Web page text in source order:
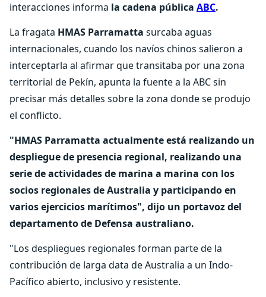
interacciones informa la cadena pública ABC.
La fragata HMAS Parramatta surcaba aguas
internacionales, cuando los navíos chinos salieron a
interceptarla al afirmar que transitaba por una zona
territorial de Pekín, apunta la fuente a la ABC sin
precisar más detalles sobre la zona donde se produjo
el conflicto.
"HMAS Parramatta actualmente está realizando un
despliegue de presencia regional, realizando una
serie de actividades de marina a marina con los
socios regionales de Australia y participando en
varios ejercicios marítimos", dijo un portavoz del
departamento de Defensa australiano.
"Los despliegues regionales forman parte de la
contribución de larga data de Australia a un Indo-
Pacífico abierto, inclusivo y resistente.